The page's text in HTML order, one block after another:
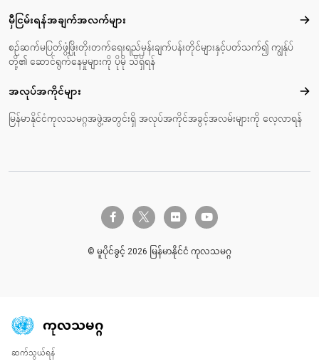
မှီငြမ်းရန်အချက်အလက်များ မှီင
စဉ်ဆက်မပြတ်ဖွံ့ဖြိုးတိုးတက်ရေးရည်မှန်းချက်ပန်းတိုင်များနှင့်ပတ်သက်၍ ကျွန်ုပ်
တို့၏ ဆောင်ရွက်နေမှုများကို ပိုမို သိရှိရန်
အလုပ်အကိုင်များ အလု
မြန်မာနိုင်ငံကုလသမဂ္ဂအဖွဲ့အတွင်းရှိ အလုပ်အကိုင်အခွင့်အလမ်းများကို လေ့လာရန်
facebook-ftwitter-x flickr youtube
© မူပိုင်ခွင့် 2026 မြန်မာနိုင်ငံ ကုလသမဂ္ဂ
ကုလသမဂ္ဂ
Global U.N. menu
ဆက်သွယ်ရန်